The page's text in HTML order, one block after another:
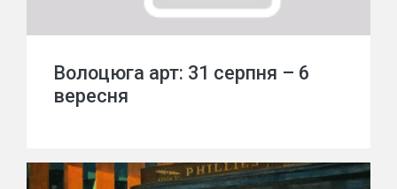
Волоцюга арт: 31 серпня – 6
вересня